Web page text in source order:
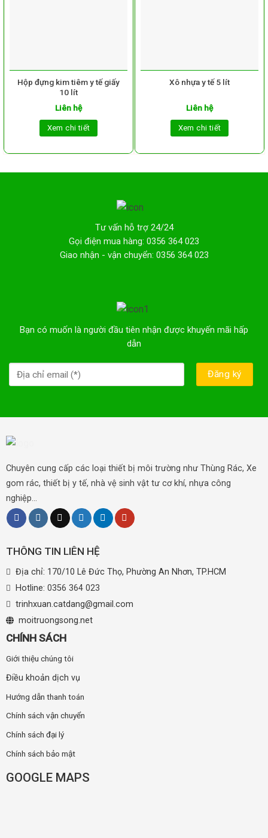
Hộp đựng kim tiêm y tế giấy
10 lít
Liên hệ
Xem chi tiết
Xô nhựa y tế 5 lít
Liên hệ
Xem chi tiết
Tư vấn hỗ trợ 24/24
Gọi điện mua hàng: 0356 364 023
Giao nhận - vận chuyển: 0356 364 023
Bạn có muốn là người đầu tiên nhận được khuyến mãi hấp
dẫn
Chuyên cung cấp các loại thiết bị môi trường như Thùng Rác, Xe
gom rác, thiết bị y tế, nhà vệ sinh vật tư cơ khí, nhựa công
nghiệp...
THÔNG TIN LIÊN HỆ
Địa chỉ: 170/10 Lê Đức Thọ, Phường An Nhơn, TP.HCM
Hotline: 0356 364 023
trinhxuan.catdang@gmail.com
moitruongsong.net
CHÍNH SÁCH
Giới thiệu chúng tôi
Điều khoản dịch vụ
Hướng dẫn thanh toán
Chính sách vận chuyển
Chính sách đại lý
Chính sách bảo mật
GOOGLE MAPS